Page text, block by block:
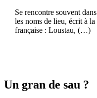
Se rencontre souvent dans
les noms de lieu, écrit à la
française : Loustau, (…)
Un gran de sau ?